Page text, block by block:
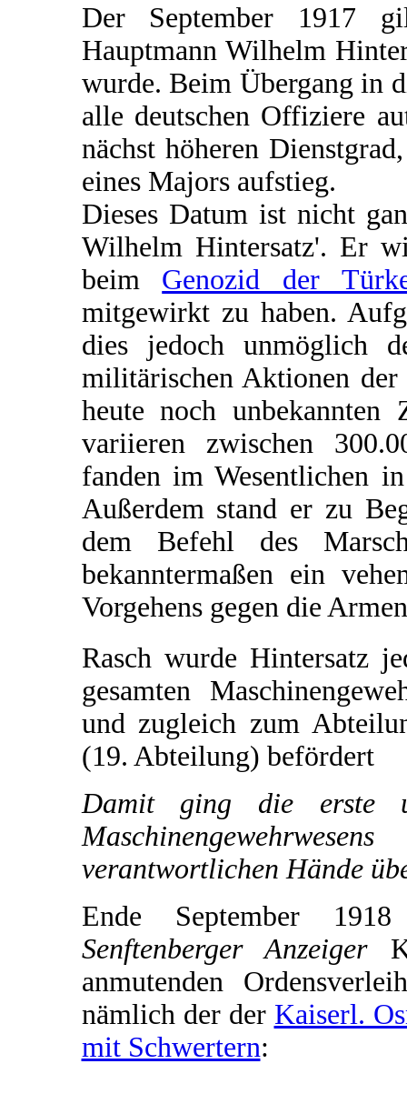
Der September 1917
Hauptmann Wilhelm
wurde. Beim Übergang in
alle deutschen Offiziere
nächst höheren
eines Majors aufstieg.
Dieses Datum ist nicht
Wilhelm Hintersatz'. Er
beim Genozid der
mitgewirkt zu haben.
dies jedoch unmöglich
militärischen Aktionen
heute noch unbekannten
variieren zwischen
fanden im Wesentlichen
Außerdem stand er zu
dem Befehl des
bekanntermaßen ein
Vorgehens gegen die
Rasch wurde Hintersatz
gesamten
und zugleich zum
(19. Abteilung) befördert
Damit ging die erste
verantwortlichen Hände
Ende September
Senftenberger Anzeiger
anmutenden
nämlich der der Kaiserl.
mit Schwertern: